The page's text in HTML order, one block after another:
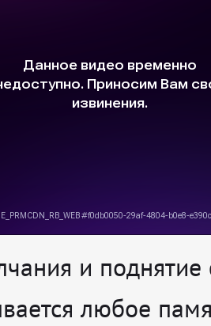
и поднятие
любое